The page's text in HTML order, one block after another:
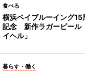
食べる
横浜ベイブルーイング15
記念 新作ラガービール
イヘル」
暮らす・働く